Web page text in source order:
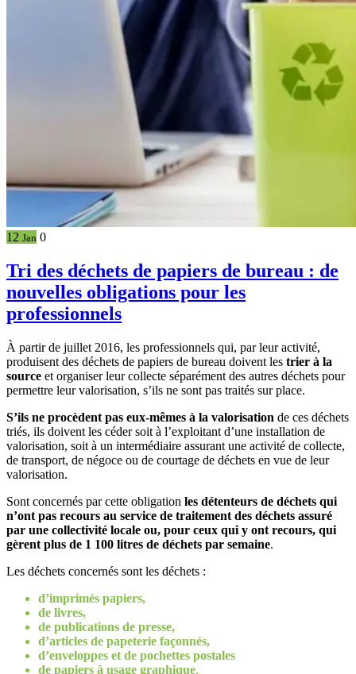
12 Jan 0
Tri des déchets de papiers de bureau : de
nouvelles obligations pour les
professionnels
À partir de juillet 2016, les professionnels qui, par leur activité,
produisent des déchets de papiers de bureau doivent les trier à la
source et organiser leur collecte séparément des autres déchets pour
permettre leur valorisation, s’ils ne sont pas traités sur place.
S’ils ne procèdent pas eux-mêmes à la valorisation de ces déchets
triés, ils doivent les céder soit à l’exploitant d’une installation de
valorisation, soit à un intermédiaire assurant une activité de collecte,
de transport, de négoce ou de courtage de déchets en vue de leur
valorisation.
Sont concernés par cette obligation les détenteurs de déchets qui
n’ont pas recours au service de traitement des déchets assuré
par une collectivité locale ou, pour ceux qui y ont recours, qui
gèrent plus de 1 100 litres de déchets par semaine.
Les déchets concernés sont les déchets :
d’imprimés papiers,
de livres,
de publications de presse,
d’articles de papeterie façonnés,
d’enveloppes et de pochettes postales
de papiers à usage graphique.